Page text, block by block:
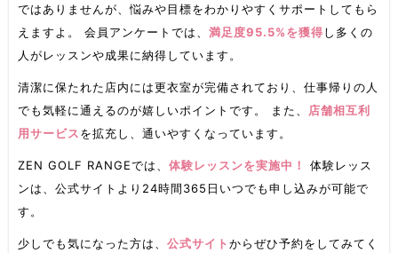
ではありませんが、悩みや目標をわかりやすくサポートしてもら
えますよ。 会員アンケートでは、 満足度95.5%を獲得し多くの
人がレッスンや成果に納得しています。
清潔に保たれた店内には更衣室が完備されており、仕事帰りの人
でも気軽に通えるのが嬉しいポイントです。 また、
店舗相互利
用サービスを拡充し、通いやすくなっています。
ZEN GOLF RANGEでは、 体験レッスンを実施中！
体験レッス
ンは、公式サイトより24時間365日いつでも申し込みが可能で
す。
少しでも気になった方は、 公式サイトからぜひ予約をしてみてく